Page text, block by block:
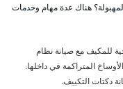
هناك عدة مهام وخدمات
للمكيف مع صيانة نظام
المتراكمة في داخلها.
دكتات التكييف.